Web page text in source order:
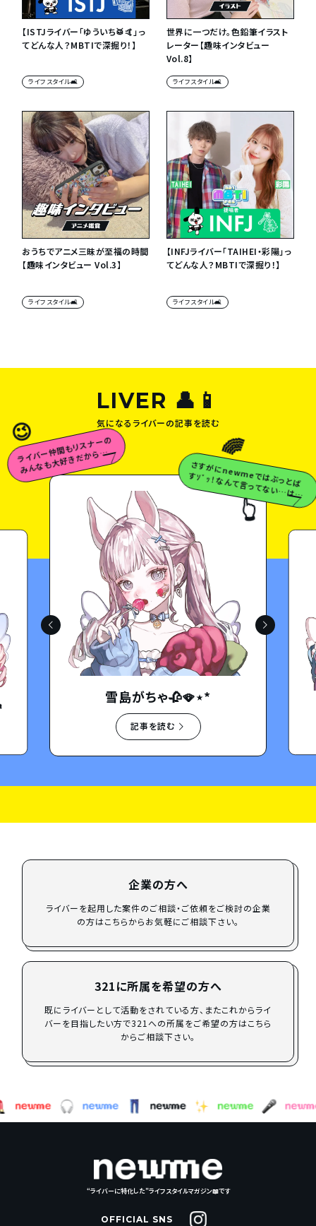
【ISTJライバー「ゆういち🥁🤙」っ
てどんな人？MBTIで深掘り！】
ライフスタイル🛋
世界に一つだけ。色鉛筆イラスト
レーター【趣味インタビュー
Vol.8】
ライフスタイル🛋
おうちでアニメ三昧が至福の時間
【趣味インタビュー Vol.3】
ライフスタイル🛋
【INFJライバー「TAIHEI・彩陽」っ
てどんな人？MBTIで深掘り！】
ライフスタイル🛋
LIVER 👤📱
気になるライバーの記事を読む
さへんで♡
😉
ラ
イ
バ
ー
仲
間
も
リ
ス
ナ
ー
の
み
ん
な
も
大
好
き
だ
か
ら
な
っ
💗
🌈
👆
さすが
に
newm
eでは
ぶっとば
すｿﾞｯ！な
んて言
ってな
い…
は
ず…
雪島がちゃ🥀🪭⋆*
記事を読む
😉
白米の天
企業の方へ
ライバーを起用した案件のご相談・ご依頼をご検討の企業
の方はこちらからお気軽にご相談下さい。
321に所属を希望の方へ
既にライバーとして活動をされている方、またこれからライ
バーを目指したい方で321への所属をご希望の方はこちら
からご相談下さい。
“ライバーに特化した”ライフスタイルマガジン📖です
OFFICIAL SNS